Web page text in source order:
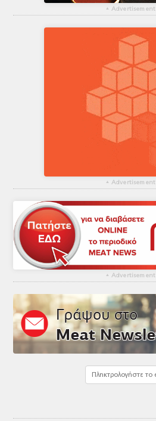
▴ Advertisement
▴ Advertisement
▴ Advertisement